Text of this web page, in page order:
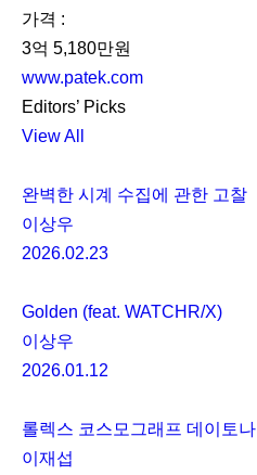
가격 :
3억 5,180만원
www.patek.com
Editors’ Picks
View All
완벽한 시계 수집에 관한 고찰
이상우
2026.02.23
Golden (feat. WATCHR/X)
이상우
2026.01.12
롤렉스 코스모그래프 데이토나
이재섭